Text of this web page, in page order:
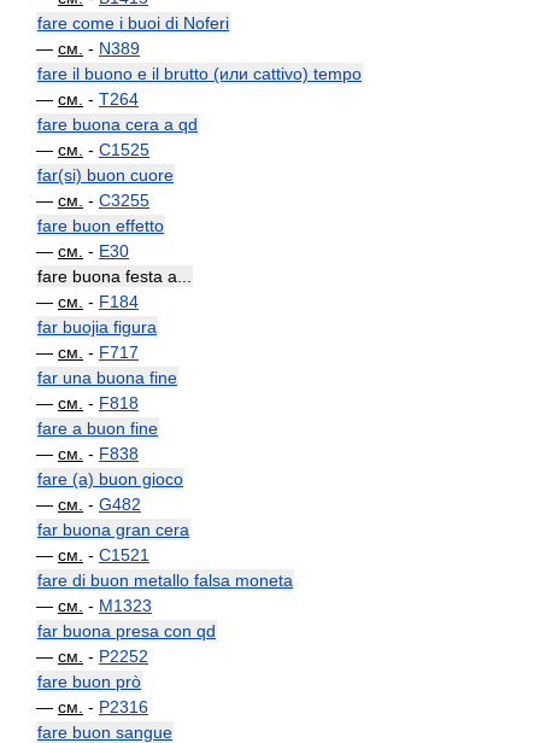
fare come i buoi di Noferi
— см. - N389
fare il buono e il brutto (или cattivo) tempo
— см. - T264
fare buona cera a qd
— см. - C1525
far(si) buon cuore
— см. - C3255
fare buon effetto
— см. - E30
fare buona festa a...
— см. - F184
far buojia figura
— см. - F717
far una buona fine
— см. - F818
fare a buon fine
— см. - F838
fare (a) buon gioco
— см. - G482
far buona gran cera
— см. - C1521
fare di buon metallo falsa moneta
— см. - M1323
far buona presa con qd
— см. - P2252
fare buon prò
— см. - P2316
fare buon sangue